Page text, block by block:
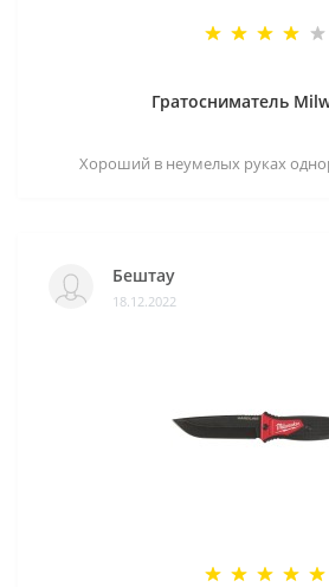
Гратосниматель
Хороший в неумелых руках
Бештау
18.12.2022